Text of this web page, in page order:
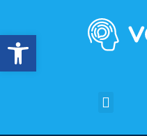
Abrir barra de herramientas